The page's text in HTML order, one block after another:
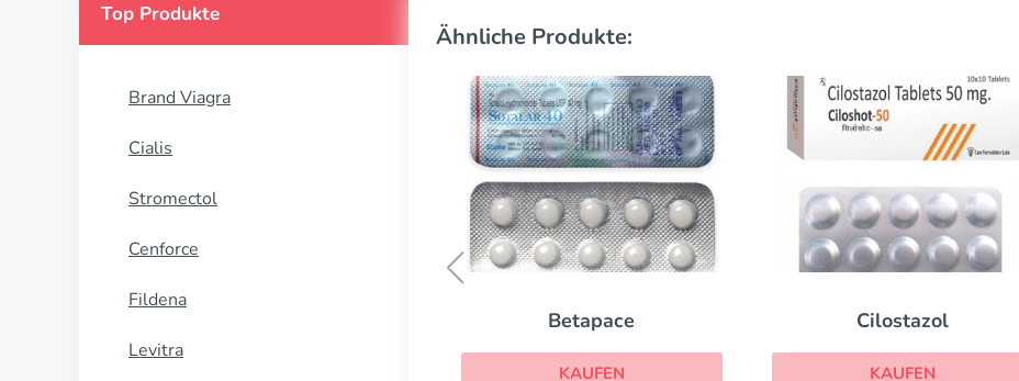
Top Produkte
Brand Viagra
Cialis
Stromectol
Cenforce
Fildena
Levitra
Ähnliche Produkte:
Cilostazol
KAUFEN
Danocrine
KAUFEN